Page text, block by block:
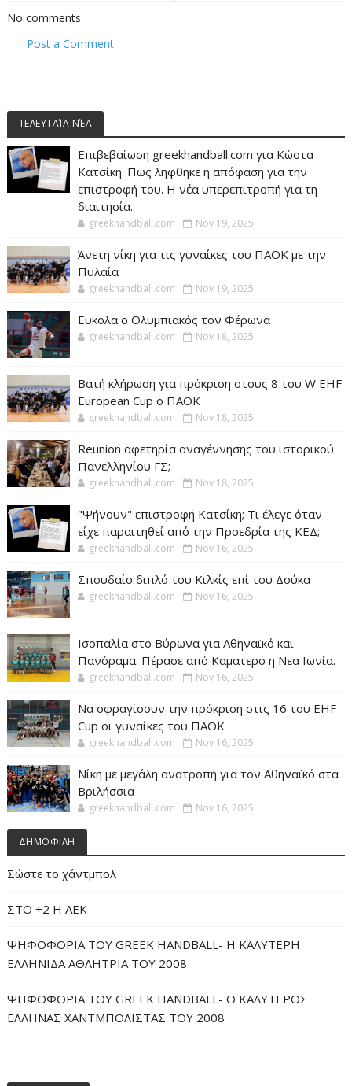
No comments
Post a Comment
ΤΕΛΕΥΤΑΊΑ ΝΈΑ
Επιβεβαίωση greekhandball.com για Κώστα
Κατσίκη. Πως ληφθηκε η απόφαση για την
επιστροφή του. Η νέα υπερεπιτροπή για τη
διαιτησία.
greekhandball.com Nov 19, 2025
Άνετη νίκη για τις γυναίκες του ΠΑΟΚ με την
Πυλαία
greekhandball.com Nov 19, 2025
Ευκολα ο Ολυμπιακός τον Φέρωνα
greekhandball.com Nov 18, 2025
Βατή κλήρωση για πρόκριση στους 8 του W EHF
European Cup ο ΠΑΟΚ
greekhandball.com Nov 18, 2025
Reunion αφετηρία αναγέννησης του ιστορικού
Πανελληνίου ΓΣ;
greekhandball.com Nov 18, 2025
"Ψήνουν" επιστροφή Κατσίκη; Τι έλεγε όταν
είχε παραιτηθεί από την Προεδρία της ΚΕΔ;
greekhandball.com Nov 16, 2025
Σπουδαίο διπλό του Κιλκίς επί του Δούκα
greekhandball.com Nov 16, 2025
Ισοπαλία στο Βύρωνα για Αθηναϊκό και
Πανόραμα. Πέρασε από Καματερό η Νεα Ιωνία.
greekhandball.com Nov 16, 2025
Να σφραγίσουν την πρόκριση στις 16 του EHF
Cup οι γυναίκες του ΠΑΟΚ
greekhandball.com Nov 16, 2025
Νίκη με μεγάλη ανατροπή για τον Αθηναϊκό στα
Βριλήσσια
greekhandball.com Nov 16, 2025
ΔΗΜΟΦΙΛΗ
Σώστε το χάντμπολ
ΣΤΟ +2 Η ΑΕΚ
ΨΗΦΟΦΟΡΙΑ ΤΟΥ GREEK HANDBALL- H ΚΑΛΥΤΕΡΗ
ΕΛΛΗΝΙΔΑ ΑΘΛΗΤΡΙΑ ΤΟΥ 2008
ΨΗΦΟΦΟΡΙΑ ΤΟΥ GREEK HANDBALL- O ΚΑΛΥΤΕΡΟΣ
ΕΛΛΗΝΑΣ ΧΑΝΤΜΠΟΛΙΣΤΑΣ ΤΟΥ 2008